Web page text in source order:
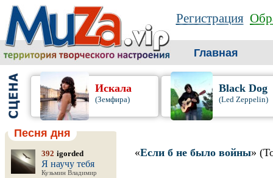
Регистрация
Главная
Искала
(Земфира)
Black Dog
(Led Zeppelin)
Песня дня
392 igorded
Я научу тебя
Кузьмин Владимир
«Если б не было войны»